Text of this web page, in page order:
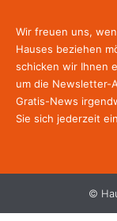
Wir freuen uns,
Hauses beziehen
schicken wir Ihnen
um die Newsletter-
Gratis-News
Sie sich jederzeit
©